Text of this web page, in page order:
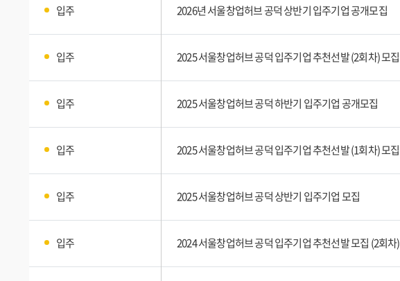
입주 2026년 서울창업허브 공덕 상반기 입주기업 공개모집
입주 2025 서울창업허브 공덕 입주기업 추천선발 (2회차) 모집
입주 2025 서울창업허브 공덕 하반기 입주기업 공개모집
입주 2025 서울창업허브 공덕 입주기업 추천선발 (1회차) 모집
입주 2025 서울창업허브 공덕 상반기 입주기업 모집
입주 2024 서울창업허브 공덕 입주기업 추천선발 모집 (2회차)